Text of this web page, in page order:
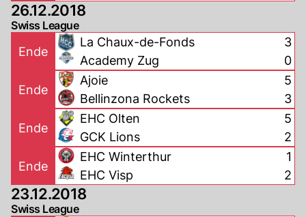
26.12.2018
Swiss League
Ende
La Chaux-de-Fonds
Academy Zug
3
0
Ende
Ajoie
Bellinzona Rockets
5
3
Ende
EHC Olten
GCK Lions
5
2
Ende
EHC Winterthur
EHC Visp
1
2
23.12.2018
Swiss League